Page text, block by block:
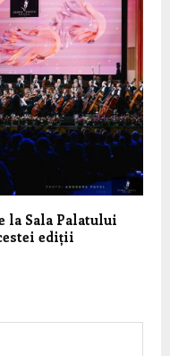
la Sala Palatului
ediții